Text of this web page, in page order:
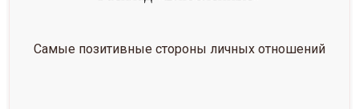
Самые позитивные стороны личных отношений